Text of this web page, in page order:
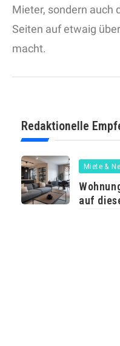
Mieter, sondern auch
Seiten auf etwaig
macht.
Redaktionelle
Miete &
auf